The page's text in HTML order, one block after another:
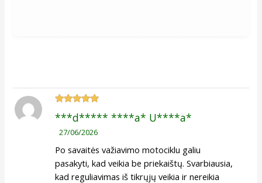
5iš 5
***d***** ****a* U****a*
27/06/2026
Po savaitės važiavimo motociklu galiu
pasakyti, kad veikia be priekaištų. Svarbiausia,
kad reguliavimas iš tikrųjų veikia ir nereikia